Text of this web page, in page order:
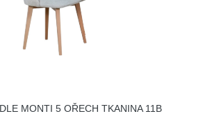
MONTI 5 OŘECH TKANINA 11B